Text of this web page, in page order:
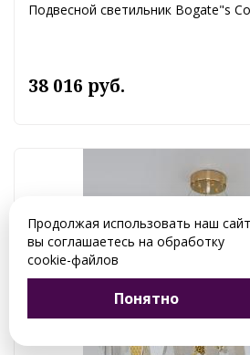
Подвесной светильник Bogate"s
38 016 руб.
Продолжая использовать наш
вы соглашаетесь на обработку
cookie-файлов
Понятно